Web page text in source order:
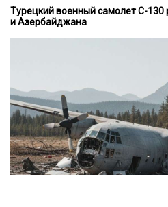
Турецкий военный самолет C-130
и Азербайджана